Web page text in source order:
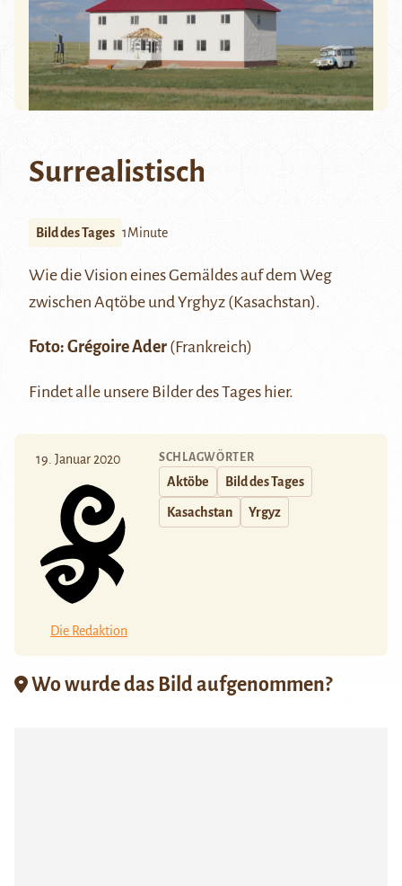
Surrealistisch
Bild des Tages 1Minute
Wie die Vision eines Gemäldes auf dem Weg
zwischen Aqtöbe und Yrghyz (Kasachstan).
Foto: Grégoire Ader (Frankreich)
Findet alle unsere Bilder des Tages hier.
19. Januar 2020
Die Redaktion
SCHLAGWÖRTER
Aktöbe Bild des Tages
Kasachstan Yrgyz
Wo wurde das Bild aufgenommen?